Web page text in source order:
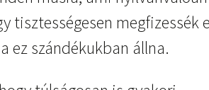
tisztességesen megfizessék
ez szándékukban állna.